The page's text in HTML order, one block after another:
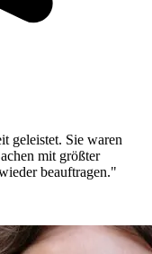
geleistet. Sie waren
mit größter
beauftragen."